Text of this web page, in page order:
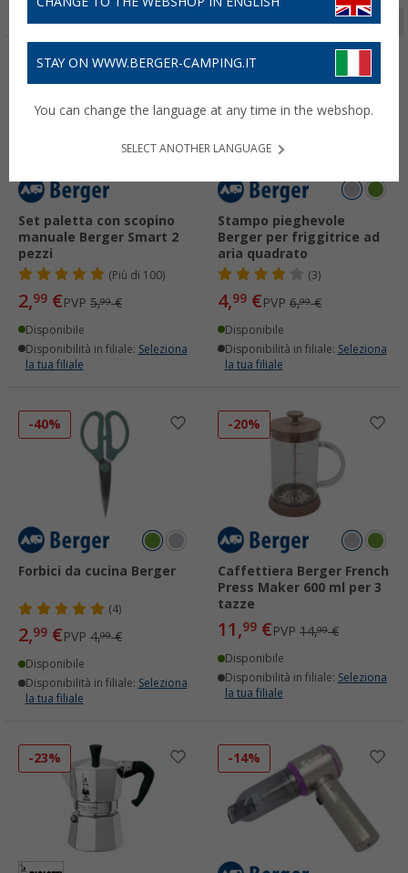
Pagina 1 da 7
Set paletta con scopino
manuale Berger Smart 2
pezzi
(Più di 100)
2,99 €PVP 5,99€
Disponibile
Disponibilità in filiale: Seleziona
la tua filiale
Stampo pieghevole
Berger per friggitrice ad
aria quadrato
(3)
4,99 €PVP 6,99€
Disponibile
Disponibilità in filiale: Seleziona
la tua filiale
-40%
Forbici da cucina Berger
(4)
2,99 €PVP 4,99€
Disponibile
Disponibilità in filiale: Seleziona
la tua filiale
-20%
Caffettiera Berger French
Press Maker 600 ml per 3
tazze
11,99 €PVP 14,99€
Disponibile
Disponibilità in filiale: Seleziona
la tua filiale
-23% -14%
STAY ON WWW.BERGER-CAMPING.IT
You can change the language at any time in the webshop.
SELECT ANOTHER LANGUAGE